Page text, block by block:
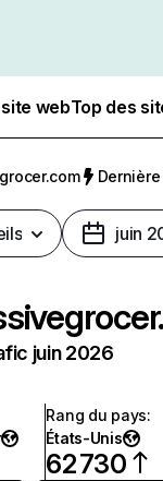
webTop des
juin
juin 2026
Rang du pays:
États-Unis
62 730